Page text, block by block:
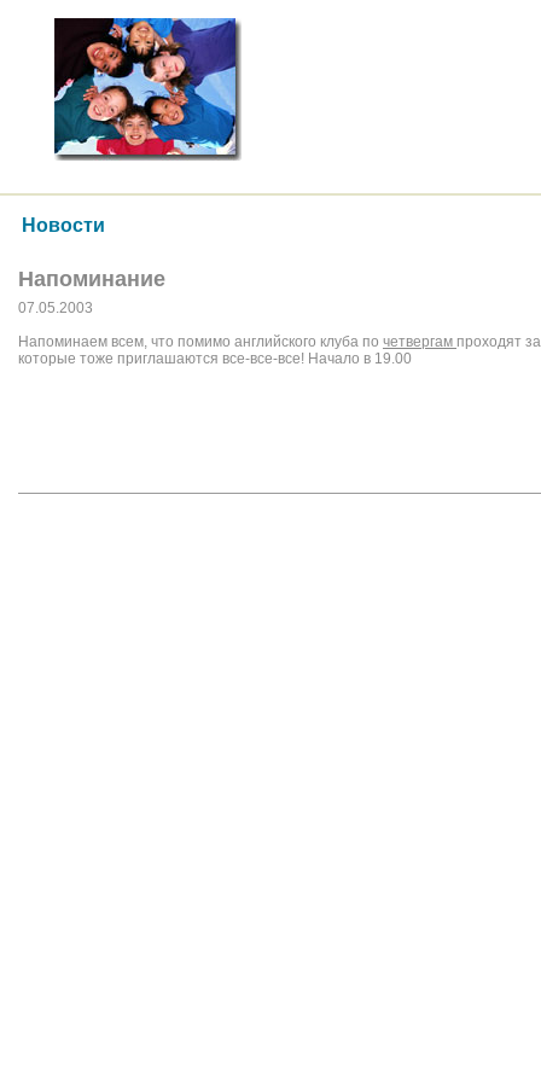
Новости
Напоминание
07.05.2003
Напоминаем всем, что помимо английского клуба по четвергам проходят
которые тоже приглашаются все-все-все! Начало в 19.00